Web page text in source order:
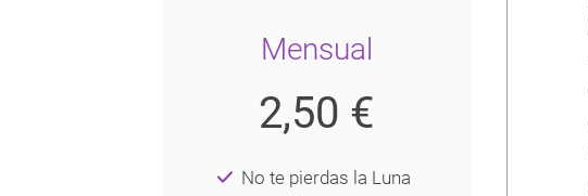
Mensual
2,50 €
No te pierdas la Luna